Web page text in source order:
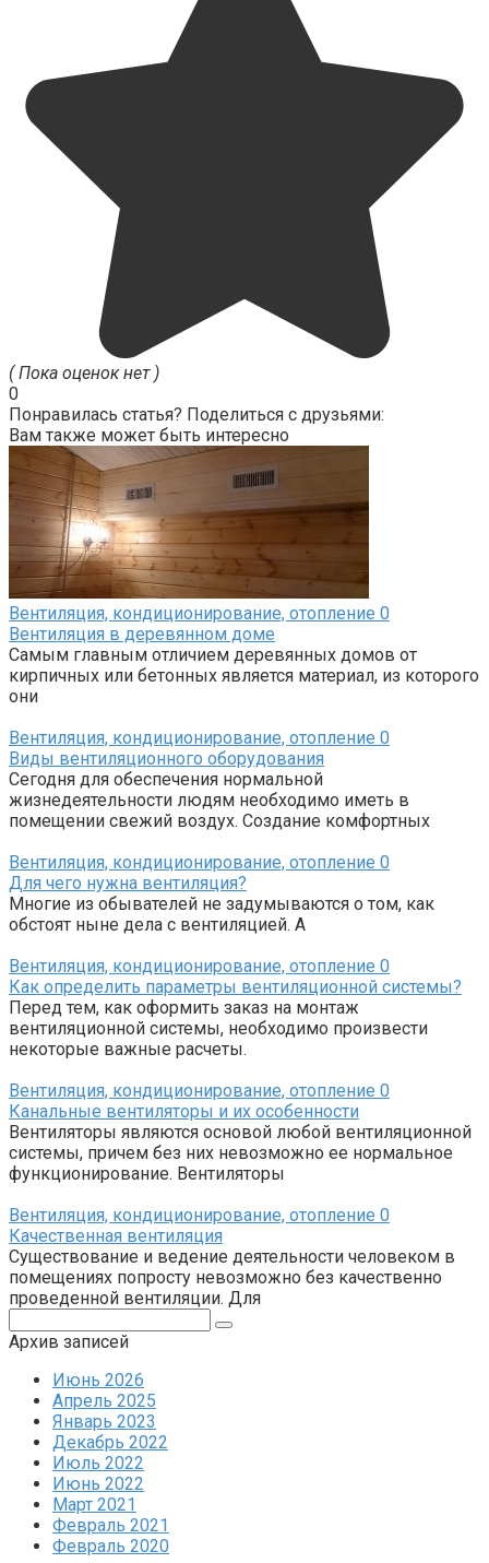
( Пока оценок нет )
0
Понравилась статья? Поделиться с друзьями:
Вам также может быть интересно
Вентиляция, кондиционирование, отопление 0
Вентиляция в деревянном доме
Самым главным отличием деревянных домов от
кирпичных или бетонных является материал, из которого
они
Вентиляция, кондиционирование, отопление 0
Виды вентиляционного оборудования
Сегодня для обеспечения нормальной
жизнедеятельности людям необходимо иметь в
помещении свежий воздух. Создание комфортных
Вентиляция, кондиционирование, отопление 0
Для чего нужна вентиляция?
Многие из обывателей не задумываются о том, как
обстоят ныне дела с вентиляцией. А
Вентиляция, кондиционирование, отопление 0
Как определить параметры вентиляционной системы?
Перед тем, как оформить заказ на монтаж
вентиляционной системы, необходимо произвести
некоторые важные расчеты.
Вентиляция, кондиционирование, отопление 0
Канальные вентиляторы и их особенности
Вентиляторы являются основой любой вентиляционной
системы, причем без них невозможно ее нормальное
функционирование. Вентиляторы
Вентиляция, кондиционирование, отопление 0
Качественная вентиляция
Существование и ведение деятельности человеком в
помещениях попросту невозможно без качественно
проведенной вентиляции. Для
Архив записей
Июнь 2026
Апрель 2025
Январь 2023
Декабрь 2022
Июль 2022
Июнь 2022
Март 2021
Февраль 2021
Февраль 2020